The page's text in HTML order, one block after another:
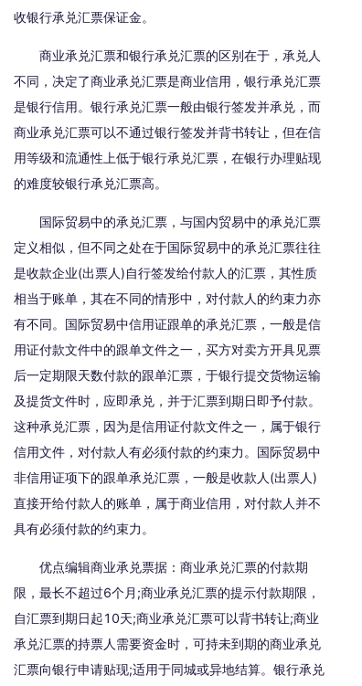
收银行承兑汇票保证金。
商业承兑汇票和银行承兑汇票的区别在于，承兑人
不同，决定了商业承兑汇票是商业信用，银行承兑汇票
是银行信用。银行承兑汇票一般由银行签发并承兑，而
商业承兑汇票可以不通过银行签发并背书转让，但在信
用等级和流通性上低于银行承兑汇票，在银行办理贴现
的难度较银行承兑汇票高。
国际贸易中的承兑汇票，与国内贸易中的承兑汇票
定义相似，但不同之处在于国际贸易中的承兑汇票往往
是收款企业(出票人)自行签发给付款人的汇票，其性质
相当于账单，其在不同的情形中，对付款人的约束力亦
有不同。国际贸易中信用证跟单的承兑汇票，一般是信
用证付款文件中的跟单文件之一，买方对卖方开具见票
后一定期限天数付款的跟单汇票，于银行提交货物运输
及提货文件时，应即承兑，并于汇票到期日即予付款。
这种承兑汇票，因为是信用证付款文件之一，属于银行
信用文件，对付款人有必须付款的约束力。国际贸易中
非信用证项下的跟单承兑汇票，一般是收款人(出票人)
直接开给付款人的账单，属于商业信用，对付款人并不
具有必须付款的约束力。
优点编辑商业承兑票据：商业承兑汇票的付款期
限，最长不超过6个月;商业承兑汇票的提示付款期限，
自汇票到期日起10天;商业承兑汇票可以背书转让;商业
承兑汇票的持票人需要资金时，可持未到期的商业承兑
汇票向银行申请贴现;适用于同城或异地结算。银行承兑